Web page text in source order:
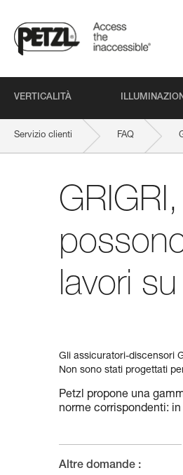
VERTICALITÀ
Servizio clienti FAQ
lavori
Gli assicuratori-discensori
Non sono stati progettati
Petzl propone una
norme corrispondenti:
Altre domande :